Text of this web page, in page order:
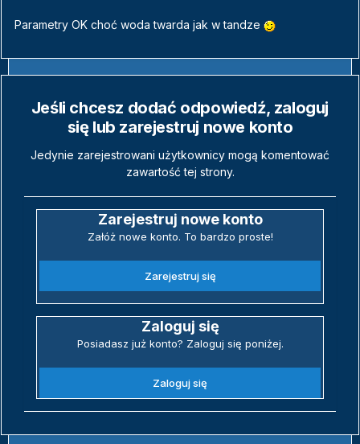
Parametry OK choć woda twarda jak w tandze
Jeśli chcesz dodać odpowiedź, zaloguj
się lub zarejestruj nowe konto
Jedynie zarejestrowani użytkownicy mogą komentować
zawartość tej strony.
Zarejestruj nowe konto
Załóż nowe konto. To bardzo proste!
Zarejestruj się
Zaloguj się
Posiadasz już konto? Zaloguj się poniżej.
Zaloguj się